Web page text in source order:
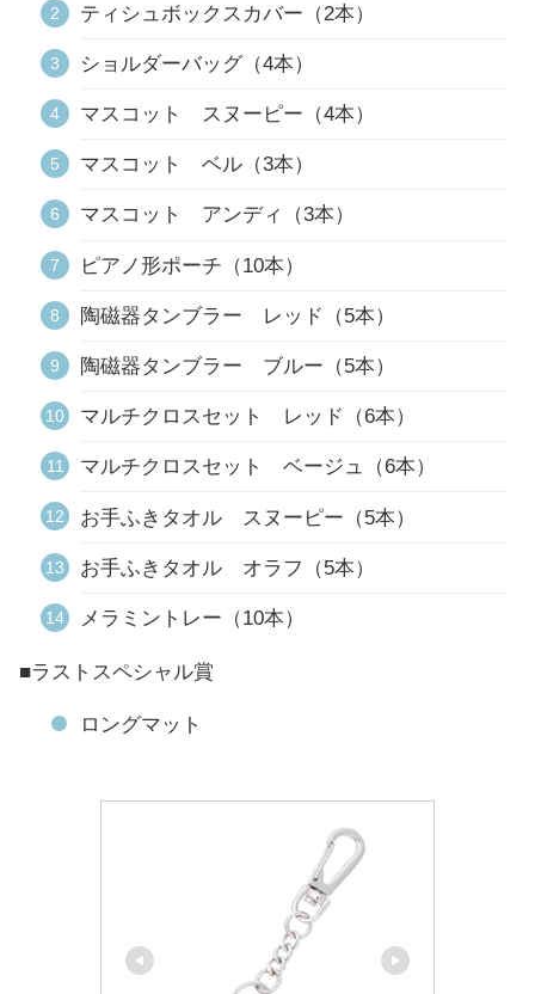
ティシュボックスカバー（2本）
ショルダーバッグ（4本）
マスコット スヌーピー（4本）
マスコット ベル（3本）
マスコット アンディ（3本）
ピアノ形ポーチ（10本）
陶磁器タンブラー レッド（5本）
陶磁器タンブラー ブルー（5本）
マルチクロスセット レッド（6本）
マルチクロスセット ベージュ（6本）
お手ふきタオル スヌーピー（5本）
お手ふきタオル オラフ（5本）
メラミントレー（10本）
■ラストスペシャル賞
ロングマット